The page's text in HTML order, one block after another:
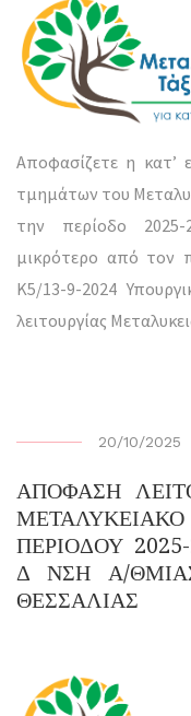
Αποφασίζετε η κατ’
τμημάτων του
την περίοδο
μικρότερο από τον
Κ5/13-9-2024
λειτουργίας
20/10/2025
ΑΠΟΦΑΣΗ
ΠΕΡΙΟΔΟΥ
Δ ΝΣΗ Α/
ΘΕΣΣΑΛΙΑΣ